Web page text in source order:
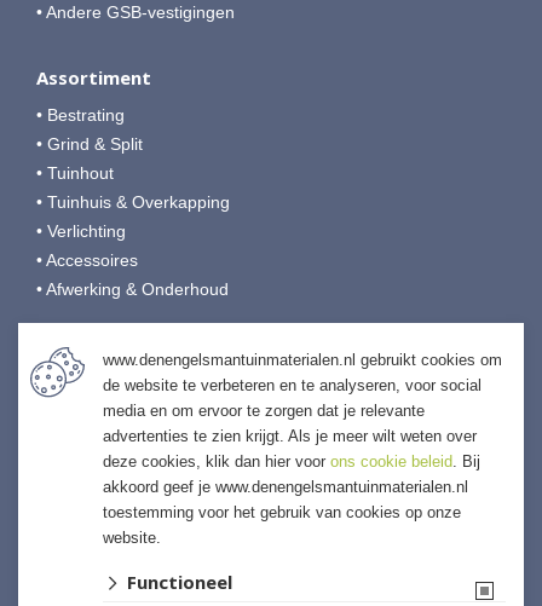
• Andere GSB-vestigingen
Assortiment
• Bestrating
• Grind & Split
• Tuinhout
• Tuinhuis & Overkapping
• Verlichting
• Accessoires
• Afwerking & Onderhoud
Den Engelsman Tuinmaterialen
Veilingweg 9
0166-653190
info@denengelsmansierbestrating.nl
denengelsmantuinmaterialen.nl
www.denengelsmantuinmaterialen.nl gebruikt cookies om
de website te verbeteren en te analyseren, voor social
media en om ervoor te zorgen dat je relevante
advertenties te zien krijgt. Als je meer wilt weten over
deze cookies, klik dan hier voor ons cookie beleid. Bij
akkoord geef je www.denengelsmantuinmaterialen.nl
toestemming voor het gebruik van cookies op onze
website.
Functioneel